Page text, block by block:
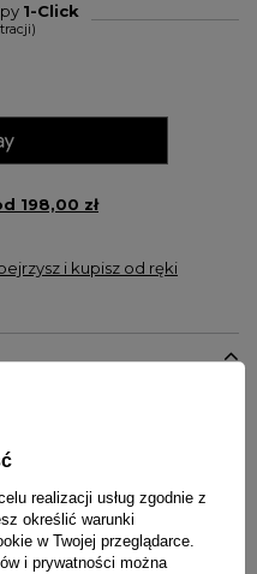
1-Click
198,00 zł
i kupisz od ręki
ściągaczami
na karku
realizacji usług zgodnie z
określić warunki
w Twojej przeglądarce.
i prywatności można